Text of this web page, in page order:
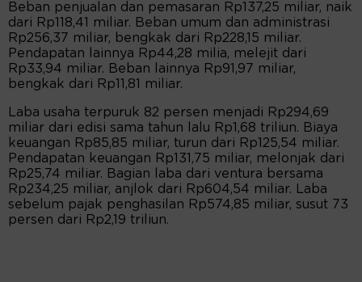
Beban penjualan dan pemasaran Rp137,25 miliar, naik
dari Rp118,41 miliar. Beban umum dan administrasi
Rp256,37 miliar, bengkak dari Rp228,15 miliar.
Pendapatan lainnya Rp44,28 milia, melejit dari
Rp33,94 miliar. Beban lainnya Rp91,97 miliar,
bengkak dari Rp11,81 miliar.
Laba usaha terpuruk 82 persen menjadi Rp294,69
miliar dari edisi sama tahun lalu Rp1,68 triliun. Biaya
keuangan Rp85,85 miliar, turun dari Rp125,54 miliar.
Pendapatan keuangan Rp131,75 miliar, melonjak dari
Rp25,74 miliar. Bagian laba dari ventura bersama
Rp234,25 miliar, anjlok dari Rp604,54 miliar. Laba
sebelum pajak penghasilan Rp574,85 miliar, susut 73
persen dari Rp2,19 triliun.